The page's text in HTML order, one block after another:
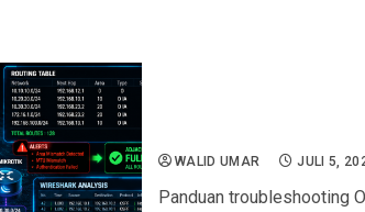
WALID UMAR JULI 5,
Panduan troubleshooting